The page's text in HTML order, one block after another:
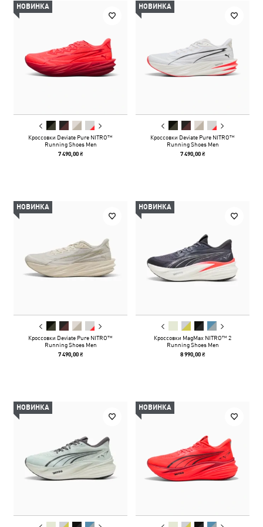
НОВИНКА
Кроссовки Deviate Pure NITRO™
Running Shoes Men
7 490,00 ₴
НОВИНКА
Кроссовки Deviate Pure NITRO™
Running Shoes Men
7 490,00 ₴
НОВИНКА
Кроссовки Deviate Pure NITRO™
Running Shoes Men
7 490,00 ₴
НОВИНКА
Кроссовки MagMax NITRO™ 2
Running Shoes Men
8 990,00 ₴
НОВИНКА НОВИНКА